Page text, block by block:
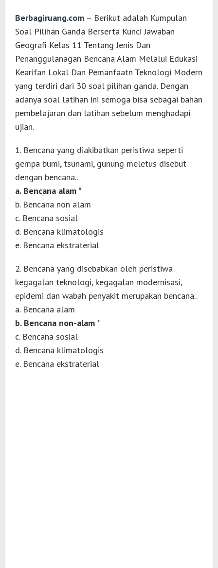
Berbagiruang.com – Berikut adalah Kumpulan
Soal Pilihan Ganda Berserta Kunci Jawaban
Geografi Kelas 11 Tentang Jenis Dan
Penanggulanagan Bencana Alam Melalui Edukasi
Kearifan Lokal Dan Pemanfaatn Teknologi Modern
yang terdiri dari 30 soal pilihan ganda. Dengan
adanya soal latihan ini semoga bisa sebagai bahan
pembelajaran dan latihan sebelum menghadapi
ujian.
1. Bencana yang diakibatkan peristiwa seperti
gempa bumi, tsunami, gunung meletus disebut
dengan bencana..
a. Bencana alam *
b. Bencana non alam
c. Bencana sosial
d. Bencana klimatologis
e. Bencana ekstraterial
2. Bencana yang disebabkan oleh peristiwa
kegagalan teknologi, kegagalan modernisasi,
epidemi dan wabah penyakit merupakan bencana..
a. Bencana alam
b. Bencana non-alam *
c. Bencana sosial
d. Bencana klimatologis
e. Bencana ekstraterial